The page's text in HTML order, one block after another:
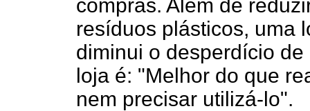
compras. Além de
resíduos plásticos, uma
diminui o desperdício
loja é: "Melhor do que
nem precisar utilizá-lo".